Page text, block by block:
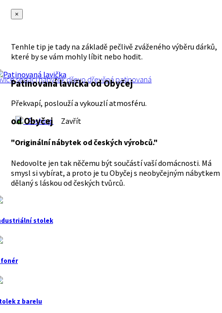
×
Tenhle tip je tady na základě pečlivě zváženého výběru dárků,
které by se vám mohly líbit nebo hodit.
sedacínábytek dřevo dřevěná patinovaná
Patinovaná lavičkaod Obyčej
Překvapí, poslouží a vykouzlí atmosféru.
E-shop
Zavřít
od Obyčej
"Originální nábytek od českých výrobců."
Nedovolte jen tak něčemu být součástí vaší domácnosti. Má
smysl si vybírat, a proto je tu Obyčej s neobyčejným nábytkem
dělaný s láskou od českých tvůrců.
stolek
z barelu